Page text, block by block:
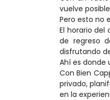
vuelve
Pero esto no
El horario del
de regreso
disfrutando
Ahí es donde
Con Bien
privado,
en la